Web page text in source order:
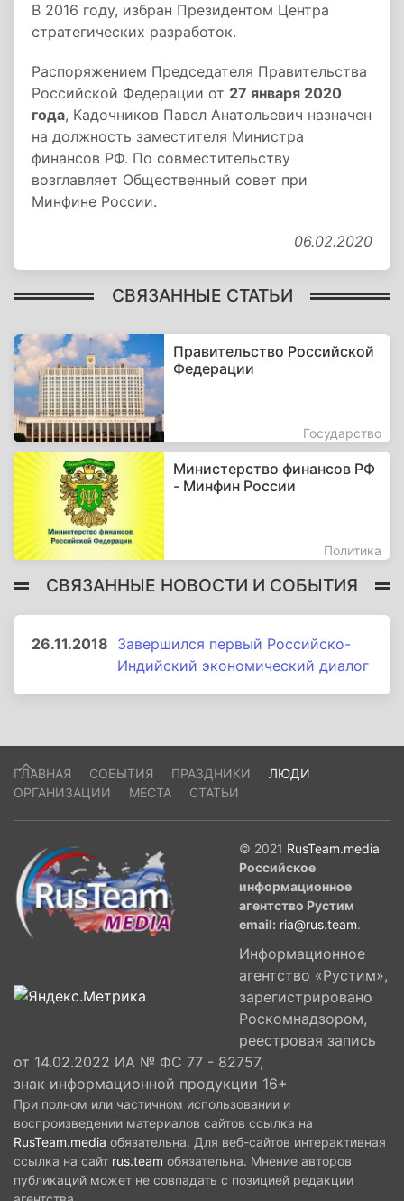
В 2016 году, избран Президентом Центра
стратегических разработок.
Распоряжением Председателя Правительства
Российской Федерации от 27 января 2020
года, Кадочников Павел Анатольевич назначен
на должность заместителя Министра
финансов РФ. По совместительству
возглавляет Общественный совет при
Минфине России.
06.02.2020
СВЯЗАННЫЕ СТАТЬИ
Правительство Российской
Федерации
Государство
Министерство финансов РФ
- Минфин России
Политика
СВЯЗАННЫЕ НОВОСТИ И СОБЫТИЯ
26.11.2018 Завершился первый Российско-
Индийский экономический диалог
ГЛАВНАЯ СОБЫТИЯ ПРАЗДНИКИ
ЛЮДИ
ОРГАНИЗАЦИИ
МЕСТА СТАТЬИ
© 2021 RusTeam.media
Российское
информационное
агентство Рустим
email: ria@rus.team.
Информационное
агентство «Рустим»,
зарегистрировано
Роскомнадзором,
реестровая запись
от 14.02.2022 ИА № ФС 77 - 82757,
знак информационной продукции 16+
При полном или частичном использовании и
воспроизведении материалов сайтов ссылка на
RusTeam.media обязательна. Для веб-сайтов интерактивная
ссылка на сайт rus.team обязательна. Мнение авторов
публикаций может не совпадать с позицией редакции